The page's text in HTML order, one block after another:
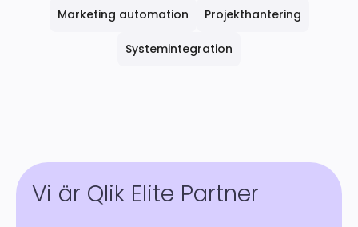
Marketing automation Projekthantering
Systemintegration
Vi är Qlik Elite Partner